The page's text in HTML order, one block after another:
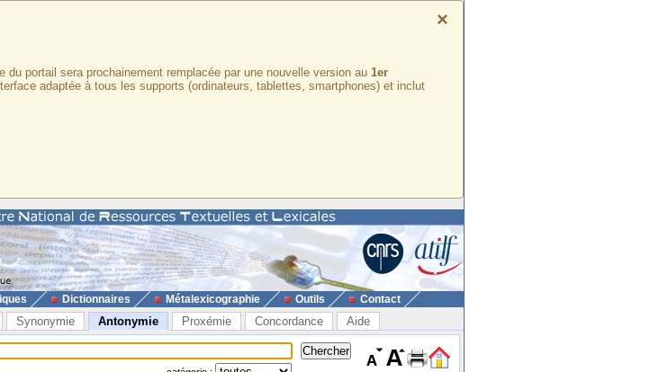
×
portail sera prochainement remplacée par une nouvelle version au 1er
adaptée à tous les supports (ordinateurs, tablettes, smartphones) et inclut
Dictionnaires Métalexicographie Outils Contact
Synonymie Antonymie Proxémie Concordance Aide